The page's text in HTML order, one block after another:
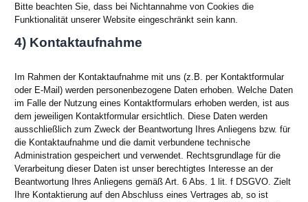
Bitte beachten Sie, dass bei Nichtannahme von Cookies die
Funktionalität unserer Website eingeschränkt sein kann.
4) Kontaktaufnahme
Im Rahmen der Kontaktaufnahme mit uns (z.B. per Kontaktformular
oder E-Mail) werden personenbezogene Daten erhoben. Welche Daten
im Falle der Nutzung eines Kontaktformulars erhoben werden, ist aus
dem jeweiligen Kontaktformular ersichtlich. Diese Daten werden
ausschließlich zum Zweck der Beantwortung Ihres Anliegens bzw. für
die Kontaktaufnahme und die damit verbundene technische
Administration gespeichert und verwendet. Rechtsgrundlage für die
Verarbeitung dieser Daten ist unser berechtigtes Interesse an der
Beantwortung Ihres Anliegens gemäß Art. 6 Abs. 1 lit. f DSGVO. Zielt
Ihre Kontaktierung auf den Abschluss eines Vertrages ab, so ist